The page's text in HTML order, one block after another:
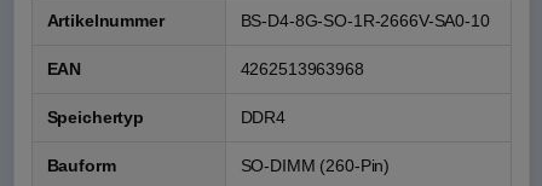
Artikelnummer BS-D4-8G-SO-1R-2666V-SA0-10
EAN 4262513963968
Speichertyp DDR4
Bauform SO-DIMM (260-Pin)